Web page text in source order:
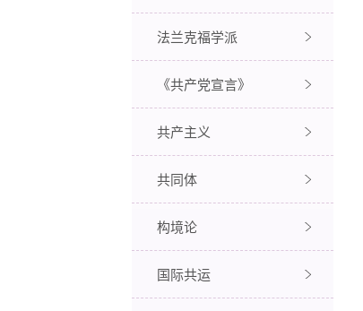
法兰克福学派
《共产党宣言》
共产主义
共同体
构境论
国际共运